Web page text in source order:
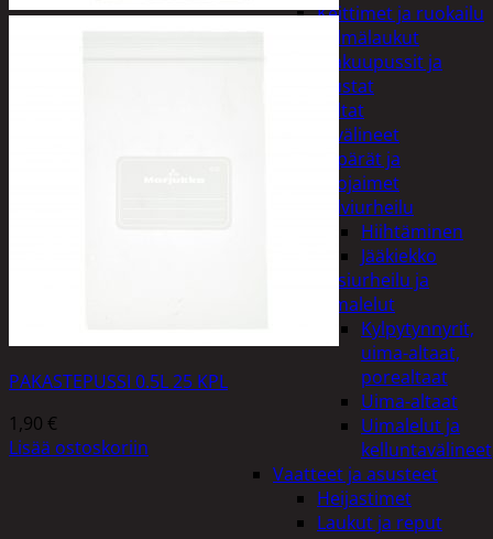
Keittimet ja ruokailu
Kylmälaukut
Makuupussit ja
alustat
Teltat
Urheiluvälineet
Kypärät ja
suojaimet
Talviurheilu
Hiihtäminen
Jääkiekko
Vesiurheilu ja
uimalelut
Kylpytynnyrit,
uima-altaat,
porealtaat
Uima-altaat
Uimalelut ja
kelluntavälineet
Vaatteet ja asusteet
Heijastimet
Laukut ja reput
PAKASTEPUSSI 0.5L 25 KPL
1,90 €
Lisää ostoskoriin